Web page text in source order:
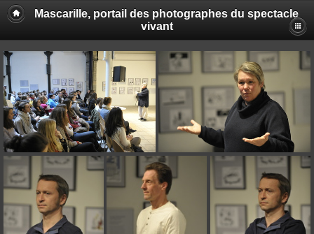
Mascarille, portail des photographes du spectacle
vivant